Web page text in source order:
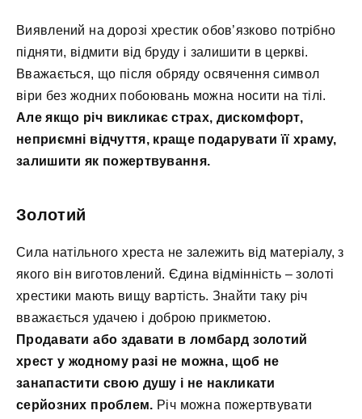
Виявлений на дорозі хрестик обов’язково потрібно
підняти, відмити від бруду і залишити в церкві.
Вважається, що після обряду освячення символ
віри без жодних побоювань можна носити на тілі.
Але якщо річ викликає страх, дискомфорт,
неприємні відчуття, краще подарувати її храму,
залишити як пожертвування.
Золотий
Сила натільного хреста не залежить від матеріалу, з
якого він виготовлений. Єдина відмінність – золоті
хрестики мають вищу вартість. Знайти таку річ
вважається удачею і доброю прикметою.
Продавати або здавати в ломбард золотий
хрест у жодному разі не можна, щоб не
занапастити свою душу і не накликати
серйозних проблем. Річ можна пожертвувати